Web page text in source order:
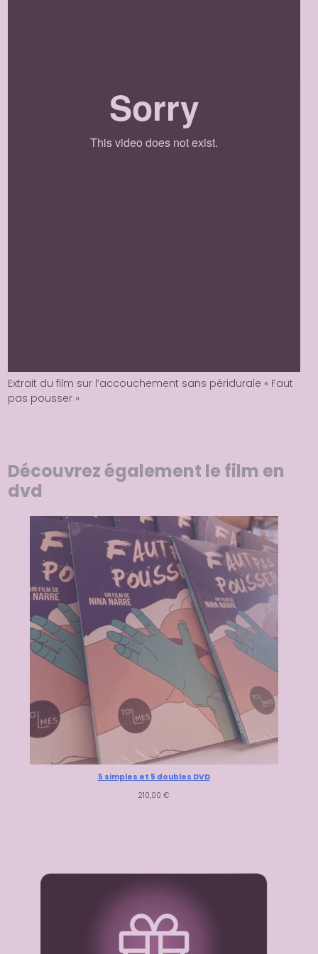
Extrait du film sur l’accouchement sans péridurale « Faut
pas pousser »
Découvrez également le film en
dvd
5 simples et 5 doubles DVD
210,00 €